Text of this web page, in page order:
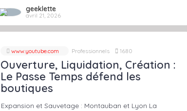
geeklette
avril 21, 2026
www.youtube.com Professionnels 1680
Ouverture, Liquidation, Création :
Le Passe Temps défend les
boutiques
Expansion et Sauvetage : Montauban et Lyon La